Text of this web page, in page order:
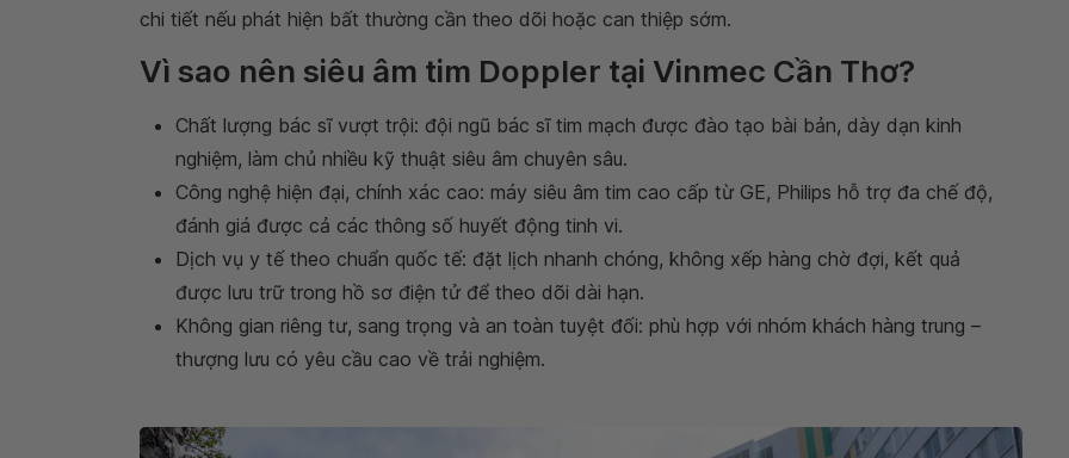
chi tiết nếu phát hiện bất thường cần theo dõi hoặc can thiệp sớm.
Vì sao nên siêu âm tim Doppler tại Vinmec Cần Thơ?
Chất lượng bác sĩ vượt trội: đội ngũ bác sĩ tim mạch được đào tạo bài bản, dày dạn kinh
nghiệm, làm chủ nhiều kỹ thuật siêu âm chuyên sâu.
Công nghệ hiện đại, chính xác cao: máy siêu âm tim cao cấp từ GE, Philips hỗ trợ đa chế độ,
đánh giá được cả các thông số huyết động tinh vi.
Dịch vụ y tế theo chuẩn quốc tế: đặt lịch nhanh chóng, không xếp hàng chờ đợi, kết quả
được lưu trữ trong hồ sơ điện tử để theo dõi dài hạn.
Không gian riêng tư, sang trọng và an toàn tuyệt đối: phù hợp với nhóm khách hàng trung –
thượng lưu có yêu cầu cao về trải nghiệm.